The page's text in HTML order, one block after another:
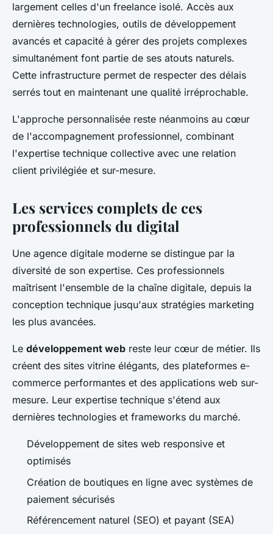
largement celles d'un freelance isolé. Accès aux
dernières technologies, outils de développement
avancés et capacité à gérer des projets complexes
simultanément font partie de ses atouts naturels.
Cette infrastructure permet de respecter des délais
serrés tout en maintenant une qualité irréprochable.
L'approche personnalisée reste néanmoins au cœur
de l'accompagnement professionnel, combinant
l'expertise technique collective avec une relation
client privilégiée et sur-mesure.
Les services complets de ces
professionnels du digital
Une agence digitale moderne se distingue par la
diversité de son expertise. Ces professionnels
maîtrisent l'ensemble de la chaîne digitale, depuis la
conception technique jusqu'aux stratégies marketing
les plus avancées.
Le développement web reste leur cœur de métier. Ils
créent des sites vitrine élégants, des plateformes e-
commerce performantes et des applications web sur-
mesure. Leur expertise technique s'étend aux
dernières technologies et frameworks du marché.
Développement de sites web responsive et
optimisés
Création de boutiques en ligne avec systèmes de
paiement sécurisés
Référencement naturel (SEO) et payant (SEA)